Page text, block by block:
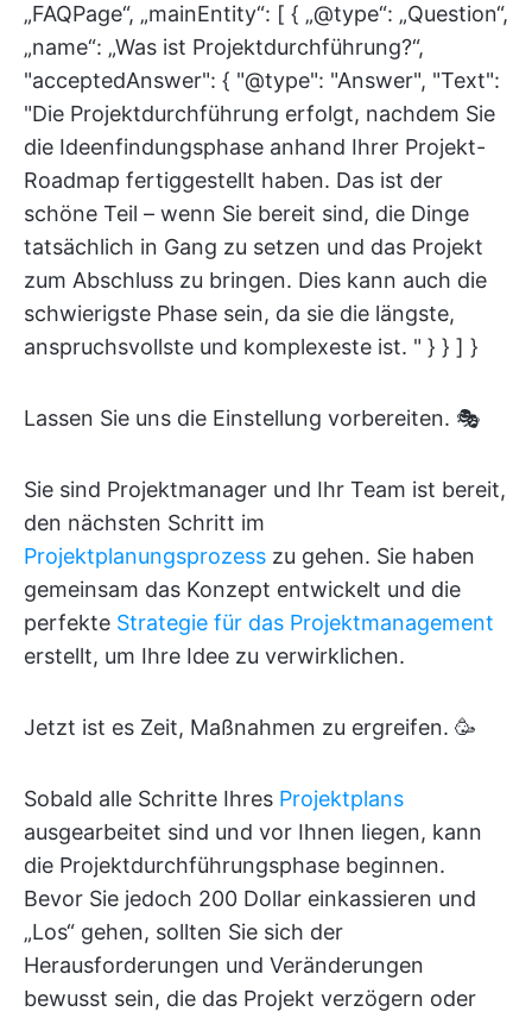
„FAQPage“, „mainEntity“: [ { „@type“: „Question“,
„name“: „Was ist Projektdurchführung?“,
"acceptedAnswer": { "@type": "Answer", "Text":
"Die Projektdurchführung erfolgt, nachdem Sie
die Ideenfindungsphase anhand Ihrer Projekt-
Roadmap fertiggestellt haben. Das ist der
schöne Teil – wenn Sie bereit sind, die Dinge
tatsächlich in Gang zu setzen und das Projekt
zum Abschluss zu bringen. Dies kann auch die
schwierigste Phase sein, da sie die längste,
anspruchsvollste und komplexeste ist. " } } ] }
Lassen Sie uns die Einstellung vorbereiten. 🎭
Sie sind Projektmanager und Ihr Team ist bereit,
den nächsten Schritt im
Projektplanungsprozess zu gehen. Sie haben
gemeinsam das Konzept entwickelt und die
perfekte Strategie für das Projektmanagement
erstellt, um Ihre Idee zu verwirklichen.
Jetzt ist es Zeit, Maßnahmen zu ergreifen. 🥳
Sobald alle Schritte Ihres Projektplans
ausgearbeitet sind und vor Ihnen liegen, kann
die Projektdurchführungsphase beginnen.
Bevor Sie jedoch 200 Dollar einkassieren und
„Los“ gehen, sollten Sie sich der
Herausforderungen und Veränderungen
bewusst sein, die das Projekt verzögern oder